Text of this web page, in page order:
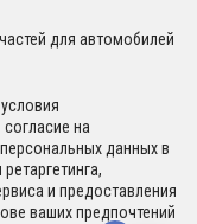
для автомобилей
согласие на
данных в
и предоставления
ваших предпочтений